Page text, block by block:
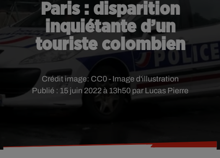
Paris : disparition
inquiétante d’un
touriste colombien
Publié : 15 juin 2022 à 13h50 par Lucas Pierre
Crédit image: CC0 - Image d'illustration